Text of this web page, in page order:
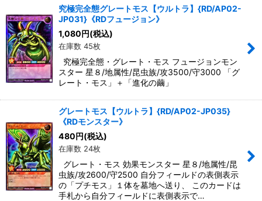
究極完全態グレートモス【ウルトラ】{RD/AP02-
JP031}《RDフュージョン》
1,080円(税込)
在庫数 45枚
究極完全態・グレート・モス フュージョンモン
スター 星８/地属性/昆虫族/攻3500/守3000 「グ
レート・モス」＋「進化の繭」
グレートモス【ウルトラ】{RD/AP02-JP035}
《RDモンスター》
480円(税込)
在庫数 24枚
グレート・モス 効果モンスター 星８/地属性/昆
虫族/攻2600/守2500 自分フィールドの表側表示
の「プチモス」１体を墓地へ送り、 このカードは
手札から自分フィールドに表側表示で…